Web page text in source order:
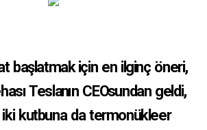
başlatmak için en ilginç öneri,
Teslanın CEOsundan geldi,
kutbuna da termonükleer